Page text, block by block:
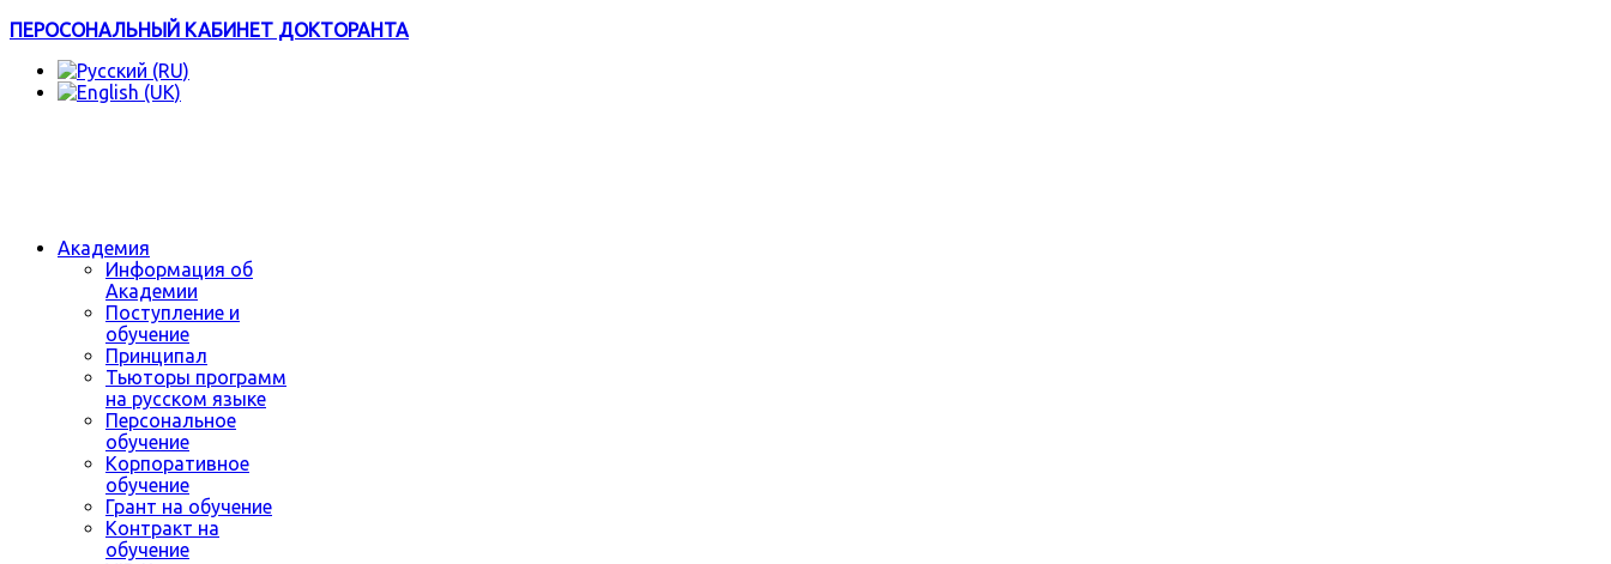
ПЕРОСОНАЛЬНЫЙ КАБИНЕТ ДОКТОРАНТА
Академия
Информация об
Академии
Поступление и
обучение
Принципал
Тьюторы программ
на русском языке
Персональное
обучение
Корпоративное
обучение
Грант на обучение
Контракт на
обучение